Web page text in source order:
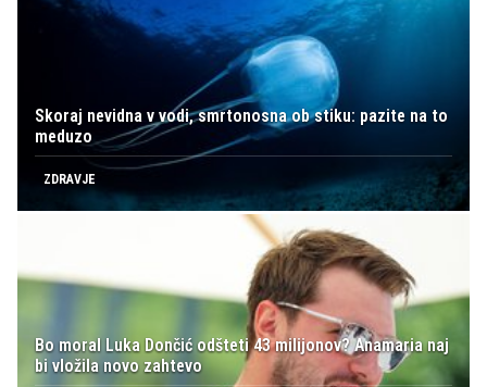
Skoraj nevidna v vodi, smrtonosna ob stiku: pazite na to
meduzo
ZDRAVJE
Bo moral Luka Dončić odšteti 43 milijonov? Anamaria naj
bi vložila novo zahtevo